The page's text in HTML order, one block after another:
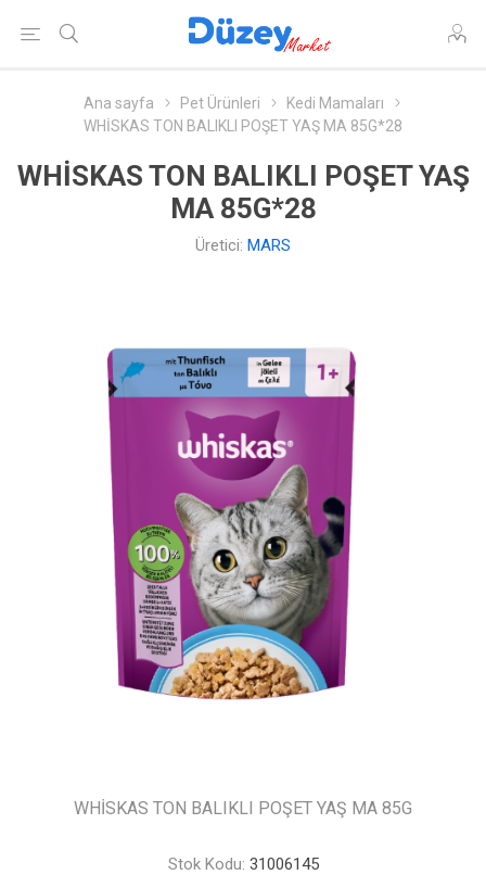
Ana sayfa Pet Ürünleri
Kedi Mamaları
WHİSKAS TON BALIKLI POŞET YAŞ MA 85G*28
WHİSKAS TON BALIKLI POŞET YAŞ
MA 85G*28
Üretici: MARS
WHİSKAS TON BALIKLI POŞET YAŞ MA 85G
Stok Kodu: 31006145